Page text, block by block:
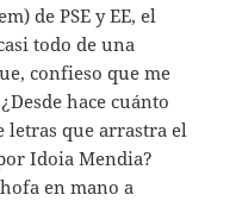
de PSE y EE, el
todo de una
confieso que me
hace cuánto
letras que arrastra el
Idoia Mendia?
en mano a